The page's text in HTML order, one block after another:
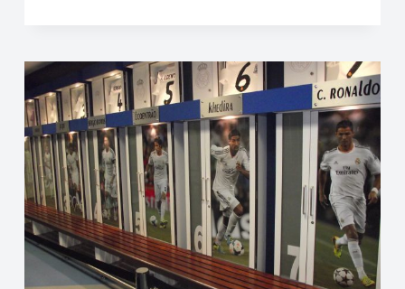
FOOTBALL
AMATEUR
A
FAIT
VENIR
CHELSEA
EN
DORDOGNE
POUR
UN
MATCH
AMICAL